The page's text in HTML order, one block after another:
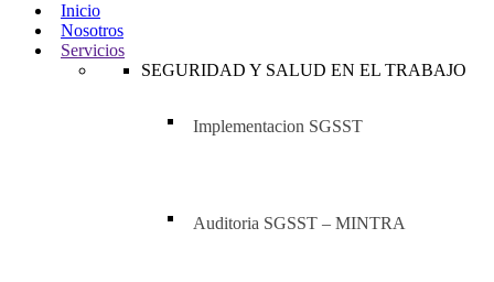
Inicio
Nosotros
Servicios
SEGURIDAD Y SALUD EN EL TRABAJO
Implementacion SGSST
Auditoria SGSST – MINTRA